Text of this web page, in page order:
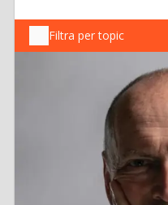
Filtra per topic